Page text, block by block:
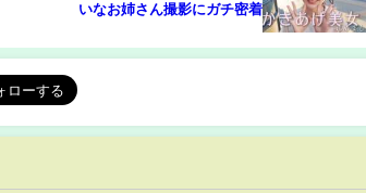
いなお姉さん撮影にガチ密着